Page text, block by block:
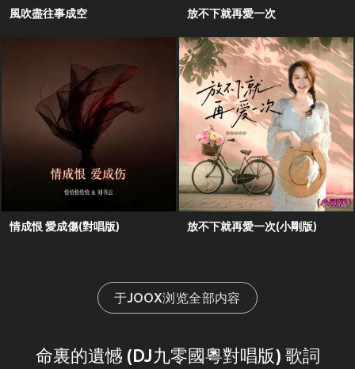
風吹盡往事成空 放不下就再愛一次
情成恨 愛成傷(對唱版) 放不下就再愛一次(小剛版)
于JOOX浏览全部内容
命裏的遺憾 (DJ九零國粵對唱版) 歌詞